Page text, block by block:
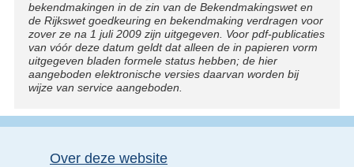
bekendmakingen in de zin van de Bekendmakingswet en
de Rijkswet goedkeuring en bekendmaking verdragen voor
zover ze na 1 juli 2009 zijn uitgegeven. Voor pdf-publicaties
van vóór deze datum geldt dat alleen de in papieren vorm
uitgegeven bladen formele status hebben; de hier
aangeboden elektronische versies daarvan worden bij
wijze van service aangeboden.
Over deze website